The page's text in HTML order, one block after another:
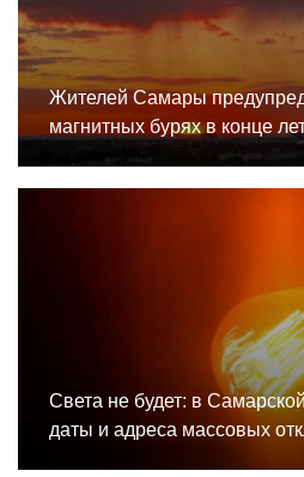
Жителей Самары
магнитных бурях в конце
Света не будет: в
даты и адреса массовых